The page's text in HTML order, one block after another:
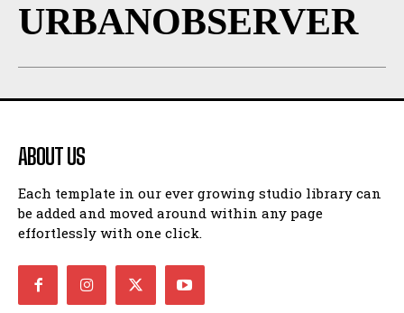
URBANOBSERVER
ABOUT US
Each template in our ever growing studio library can
be added and moved around within any page
effortlessly with one click.